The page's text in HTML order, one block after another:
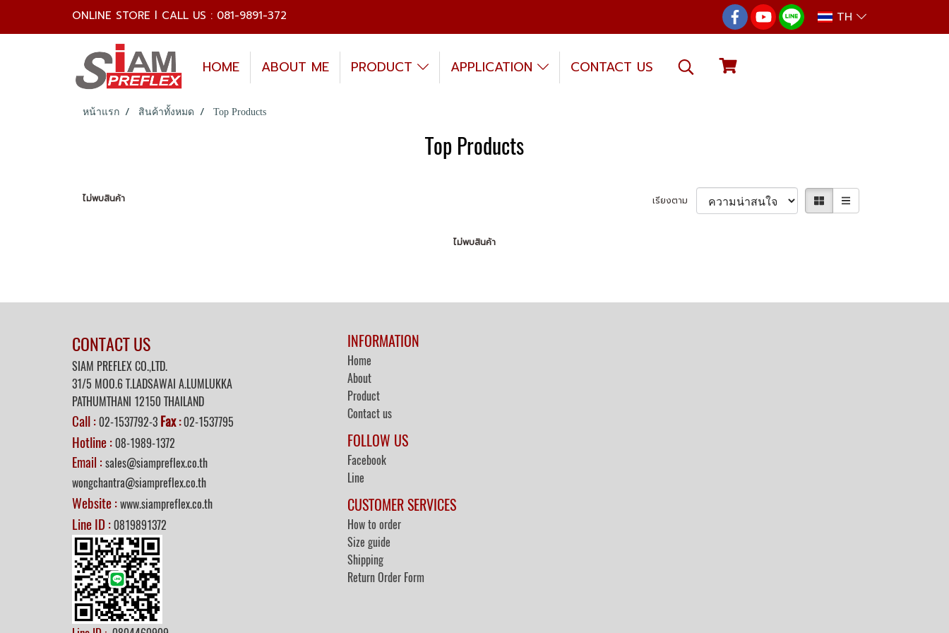
ONLINE STORE l CALL US : 081-9891-372 TH
HOME ABOUT ME PRODUCT APPLICATION CONTACT US
หน้าแรก สินค้าทั้งหมด Top Products
Top Products
ไม่พบสินค้า เรียงตาม
ไม่พบสินค้า
CONTACT US
SIAM PREFLEX CO.,LTD.
31/5 MOO.6 T.LADSAWAI A.LUMLUKKA
PATHUMTHANI 12150 THAILAND
Call :02-1537792-3 Fax:02-1537795
Hotline :08-1989-1372
Email : sales@siampreflex.co.th
wongchantra@siampreflex.co.th
Website :www.siampreflex.co.th
Line ID :0819891372
INFORMATION
Home
About
Product
Contact us
FOLLOW US
Facebook
Line
CUSTOMER SERVICES
How to order
Size guide
Shipping
Return Order Form